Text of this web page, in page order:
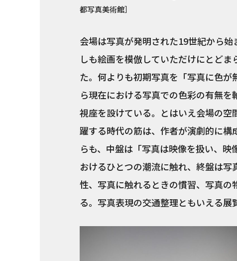
都写真美術館］
会場は写真が発明された19世紀から
しも絵画を模倣していただけにとど
た。何よりも初期写真を「写真に色
ら現在における写真での色彩の有無
視座を設けている。とはいえ会場の
躍する時代の筋は、作者が演劇的に
らも、中盤は「写真は映像を扱い、
おけるひとつの潮流に触れ、終盤は
性、写真に触れるときの慣習、写真
る。写真表現の交通整理ともいえる展